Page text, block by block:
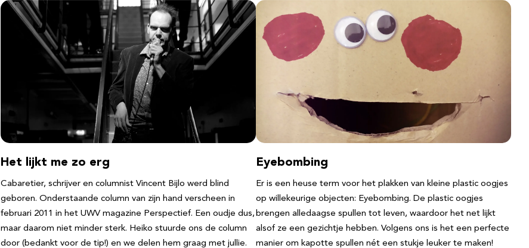
Het lijkt me zo erg
Cabaretier, schrijver en columnist Vincent Bijlo werd blind
geboren. Onderstaande column van zijn hand verscheen in
februari 2011 in het UWV magazine Perspectief. Een oudje dus,
maar daarom niet minder sterk. Heiko stuurde ons de column
door (bedankt voor de tip!) en we delen hem graag met jullie.
Eyebombing
Er is een heuse term voor het plakken van kleine plastic oogjes
op willekeurige objecten: Eyebombing. De plastic oogjes
brengen alledaagse spullen tot leven, waardoor het net lijkt
alsof ze een gezichtje hebben. Volgens ons is het een perfecte
manier om kapotte spullen nét een stukje leuker te maken!